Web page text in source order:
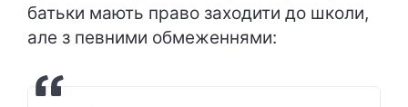
батьки мають право заходити до школи,
але з певними обмеженнями: